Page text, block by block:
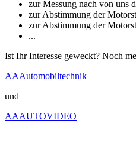
zur Messung nach von uns
zur Abstimmung der
zur Abstimmung der
...
Ist Ihr Interesse geweckt? Noch
AAAutomobiltechnik
und
AAAUTOVIDEO